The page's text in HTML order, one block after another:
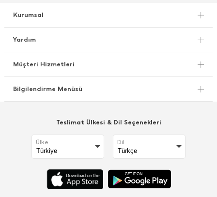
Kurumsal
Yardım
Müşteri Hizmetleri
Bilgilendirme Menüsü
Teslimat Ülkesi & Dil Seçenekleri
Ülke Dil